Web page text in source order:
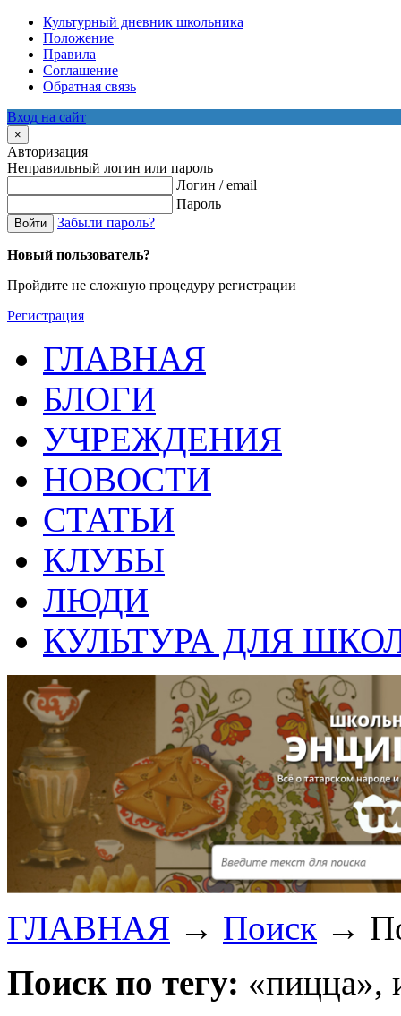
Культурный дневник школьника
Положение
Правила
Соглашение
Обратная связь
Вход на сайт
×
Авторизация
Неправильный логин или пароль
Логин / email
Пароль
Войти Забыли пароль?
Новый пользователь?
Пройдите не сложную процедуру регистрации
Регистрация
ГЛАВНАЯ
БЛОГИ
УЧРЕЖДЕНИЯ
НОВОСТИ
СТАТЬИ
КЛУБЫ
ЛЮДИ
КУЛЬТУРА ДЛЯ
ГЛАВНАЯ → Поиск →
Поиск по тегу: «пицца»,